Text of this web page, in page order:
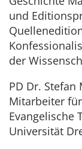
und
der
PD Dr.
Mitarbeiter
Evangelische
Universität